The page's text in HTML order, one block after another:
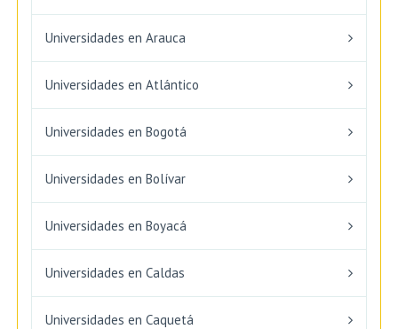
Universidades en Arauca
Universidades en Atlántico
Universidades en Bogotá
Universidades en Bolívar
Universidades en Boyacá
Universidades en Caldas
Universidades en Caquetá